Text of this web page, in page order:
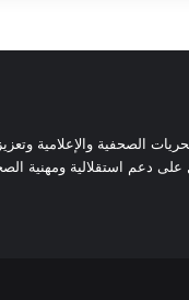
رقم 5805 لسنة 2016، تهدف للدفاع عن الحريات الصحفية
دعم استقلالية ومهنية